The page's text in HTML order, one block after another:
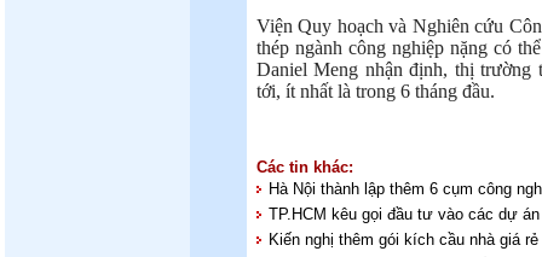
Viện Quy hoạch và Nghiên cứu
thép ngành công nghiệp nặng có
Daniel Meng nhận định, thị trường
tới, ít nhất là trong 6 tháng đầu.
Các tin khác:
Hà Nội thành lập thêm 6 cụm công
TP.HCM kêu gọi đầu tư vào các dự án
Kiến nghị thêm gói kích cầu nhà giá